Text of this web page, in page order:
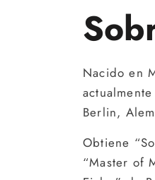
Nacido en
Berlin,
Obtiene
“Master of